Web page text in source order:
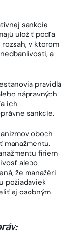
sankcie
uložiť podľa
v ktorom
a
pravidlá
nápravných
ich
sankcie.
oboch
manažmentu.
firiem
alebo
že manažéri
požiadaviek
aj osobným